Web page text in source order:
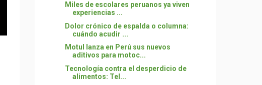
Miles de escolares peruanos ya viven
experiencias ...
Dolor crónico de espalda o columna:
cuándo acudir ...
Motul lanza en Perú sus nuevos
aditivos para motoc...
Tecnología contra el desperdicio de
alimentos: Tel...